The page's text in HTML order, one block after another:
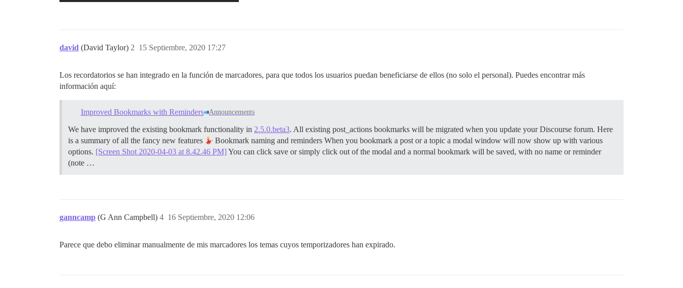
david (David Taylor) 15 Septiembre, 2020 17:27
2
Los recordatorios se han integrado en la función de marcadores, para que todos los usuarios puedan beneficiarse de ellos (no solo el personal). Puedes encontrar más
información aquí:
Improved Bookmarks with Reminders Announcements
We have improved the existing bookmark functionality in 2.5.0.beta3. All existing post_actions bookmarks will be migrated when you update your Discourse forum. Here
is a summary of all the fancy new features
Bookmark naming and reminders When you bookmark a post or a topic a modal window will now show up with various
options. [Screen Shot 2020-04-03 at 8.42.46 PM] You can click save or simply click out of the modal and a normal bookmark will be saved, with no name or reminder
(note …
ganncamp (G Ann Campbell) 16 Septiembre, 2020 12:06
4
Parece que debo eliminar manualmente de mis marcadores los temas cuyos temporizadores han expirado.